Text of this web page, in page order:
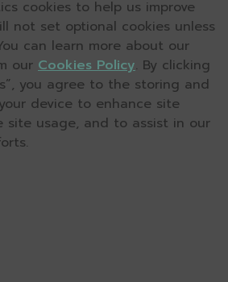
cookies to help us improve
not set optional cookies unless
can learn more about our
our Cookies Policy. By clicking
you agree to the storing and
device to enhance site
site usage, and to assist in our